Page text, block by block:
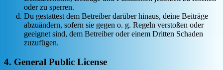
oder zu sperren.
Du gestattest dem Betreiber darüber hinaus, deine Beiträge
abzuändern, sofern sie gegen o. g. Regeln verstoßen oder
geeignet sind, dem Betreiber oder einem Dritten Schaden
zuzufügen.
4. General Public License